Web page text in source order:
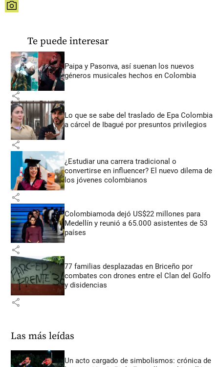
share
Te puede interesar
Paipa y Pasonva, así suenan los nuevos
géneros musicales hechos en Colombia
share
Lo que se sabe del traslado de Epa Colombia
a cárcel de Ibagué por presuntos privilegios
share
¿Estudiar una carrera tradicional o
convertirse en influencer? El nuevo dilema de
los jóvenes colombianos
share
Colombiamoda dejó US$22 millones para
Medellín y reunió a 65.000 asistentes de 53
países
share
77 familias desplazadas en Briceño por
combates con drones entre el Clan del Golfo
y disidencias
share
Las más leídas
Un acto cargado de simbolismos: crónica de